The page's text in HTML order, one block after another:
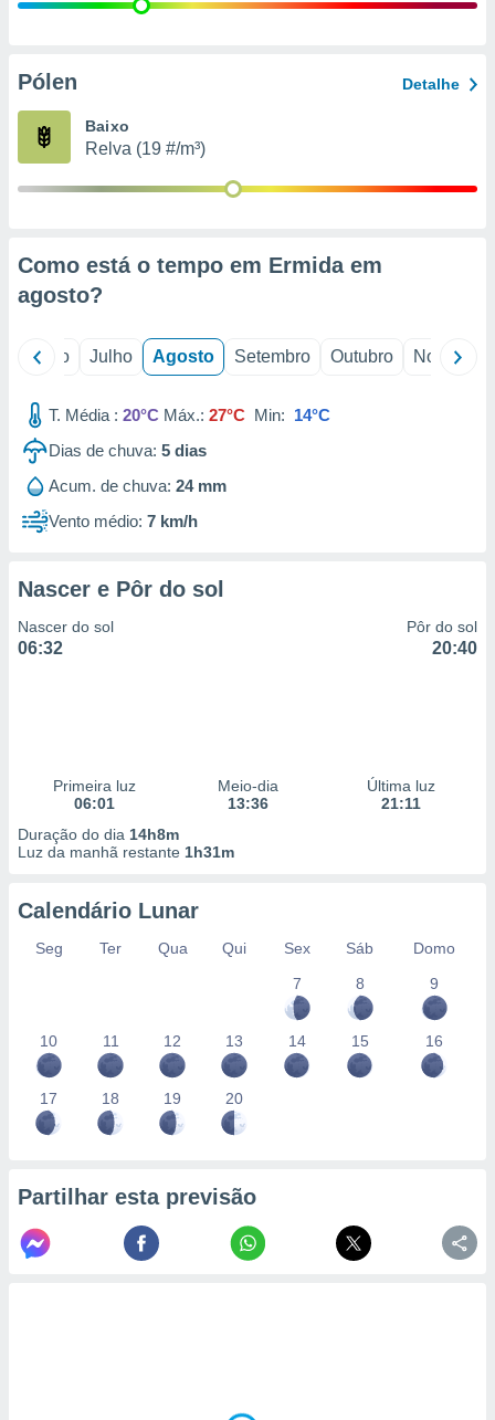
e
de
Pólen Detalhe
Baixo
Relva (19 #/m³)
Como está o tempo em Ermida em
agosto?
Junho Julho Agosto Setembro Outubro Novembro
T. Média : 20°C Máx.: 27°C Min: 14°C
Dias de chuva: 5 dias
Acum. de chuva: 24 mm
Vento médio: 7 km/h
Nascer e Pôr do sol
Nascer do sol
06:32
Pôr do sol
20:40
Primeira luz
06:01
Meio-dia
13:36
Última luz
21:11
Duração do dia 14h8m
Luz da manhã restante 1h31m
Calendário Lunar
Seg Ter Qua Qui Sex Sáb
Domo
7
8 9
10 11 12 13 14 15 16
17 18 19 20
Partilhar esta previsão